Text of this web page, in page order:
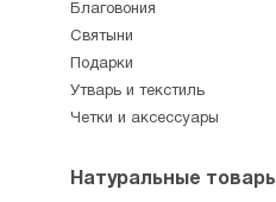
Благовония
Святыни
Подарки
Утварь и текстиль
Четки и аксессуары
Натуральные товары